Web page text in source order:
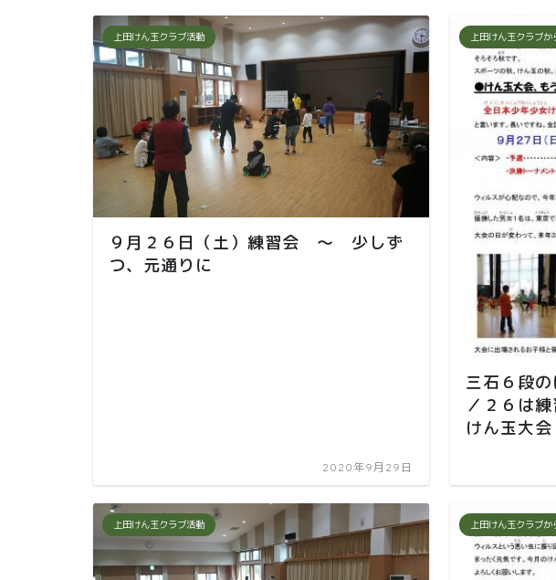
上田けん玉クラブ活動
９月２６日（土）練習会 ～ 少しず
つ、元通りに
2020年9月29日
上田けん玉クラブ
三石６段
／２６は
けん玉大会
上田けん玉クラブ活動 上田けん玉クラブ